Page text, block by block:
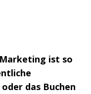
ist so
das Buchen